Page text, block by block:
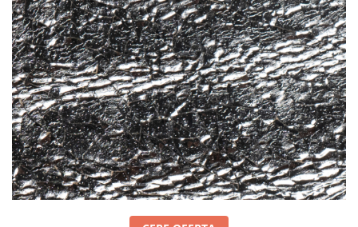
Posete
Rucsac
Plic
Saculet
Borsete
Mov
Visiniu
Maro
Albastru